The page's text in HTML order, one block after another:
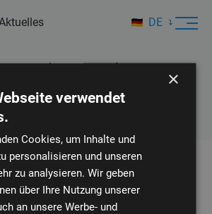
DE
Innovativ
mit NEXXT365
die MES-Systeme NEXXT365
×
verwendet
Cookies, um Inhalte und
personalisieren und unseren
zu analysieren. Wir geben
über Ihre Nutzung unserer
an unsere Werbe- und